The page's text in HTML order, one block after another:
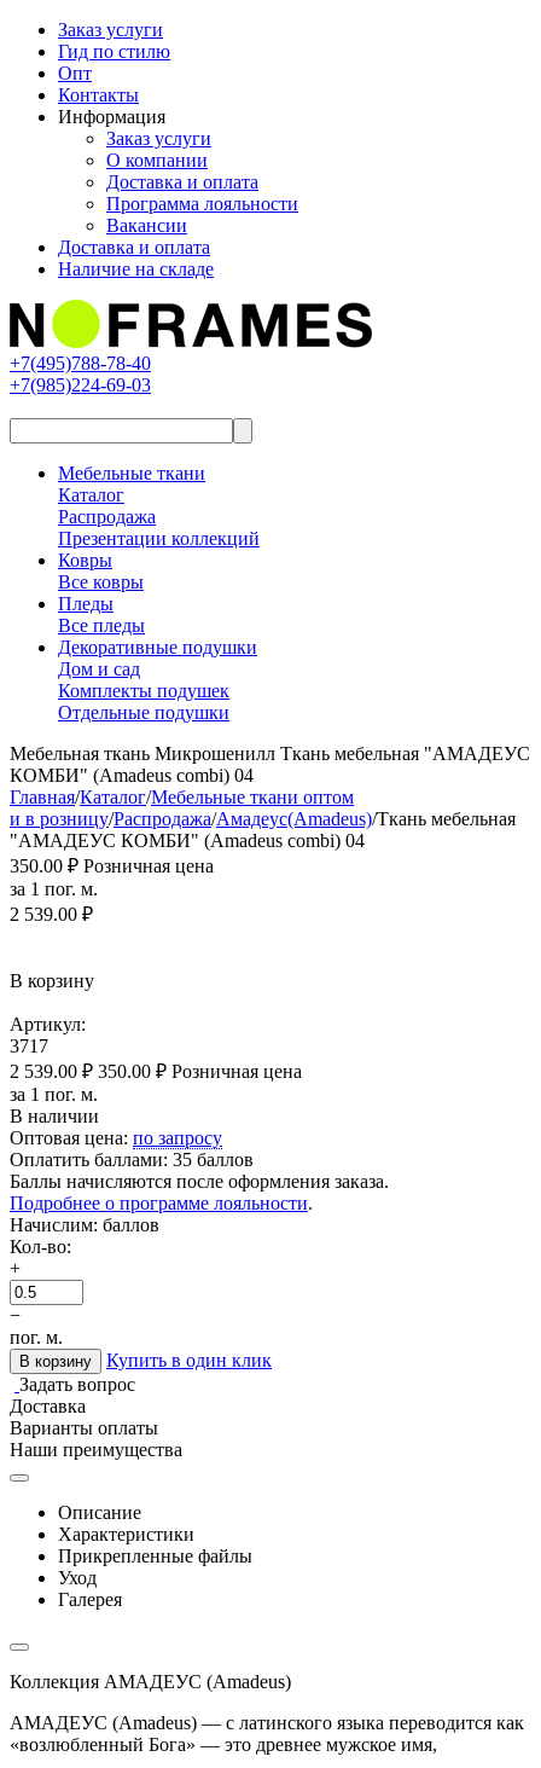
Заказ услуги
Гид по стилю
Опт
Контакты
Информация
Заказ услуги
О компании
Доставка и оплата
Программа лояльности
Вакансии
Доставка и оплата
Наличие на складе
+7(495)788-78-40
+7(985)224-69-03
Мебельные ткани
Каталог
Распродажа
Презентации коллекций
Ковры
Все ковры
Пледы
Все пледы
Декоративные подушки
Дом и сад
Комплекты подушек
Отдельные подушки
Мебельная ткань Микрошенилл Ткань мебельная "АМАДЕУС
КОМБИ" (Amadeus combi) 04
Главная/Каталог/Мебельные ткани оптом
и в розницу/Распродажа/Амадеус(Amadeus)/Ткань мебельная
"АМАДЕУС КОМБИ" (Amadeus combi) 04
350.00 ₽ Розничная цена
за 1 пог. м.
2 539.00 ₽
В корзину
Артикул:
3717
2 539.00 ₽ 350.00 ₽ Розничная цена
за 1 пог. м.
В наличии
Оптовая цена: по запросу
Оплатить баллами: 35 баллов
Баллы начисляются после оформления заказа.
Подробнее о программе лояльности.
Начислим: баллов
Кол-во:
+
−
пог. м.
В корзину
Купить в один клик
Задать вопрос
Доставка
Варианты оплаты
Наши преимущества
Описание
Характеристики
Прикрепленные файлы
Уход
Галерея
Коллекция АМАДЕУС (Amadeus)
АМАДЕУС (Amadeus) — с латинского языка переводится как
«возлюбленный Бога» — это древнее мужское имя,